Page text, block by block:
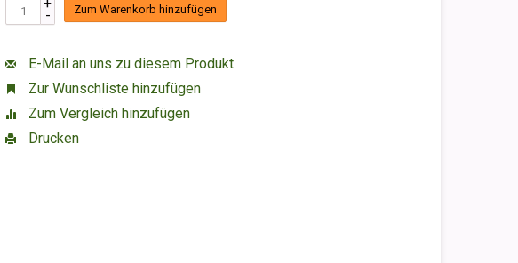
- Zum Warenkorb hinzufügen
E-Mail an uns zu diesem Produkt
Zur Wunschliste hinzufügen
Zum Vergleich hinzufügen
Drucken